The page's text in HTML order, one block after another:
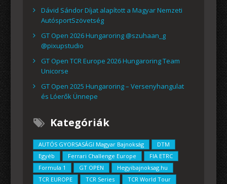
Dávid Sándor Díjat alapított a Magyar Nemzeti
AutósportSzövetség
GT Open 2026 Hungaroring @szuhaan_g
@pixupstudio
GT Open TCR Europe 2026 Hungaroring Team
Unicorse
GT Open 2025 Hungaroring – Versenyhangulat
és Lóerők Ünnepe
Kategóriák
AUTÓS GYORSASÁGI Magyar Bajnokság
DTM
Egyéb
Ferrari Challenge Europe
FIA ETRC
Formula 1
GT OPEN
Hegyibajnoksag.hu
TCR EUROPE
TCR Series TCR World Tour